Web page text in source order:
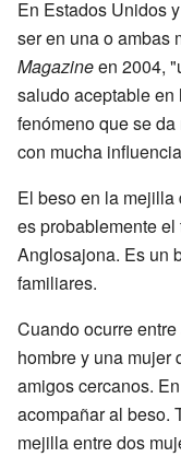
En Estados Unidos
ser en una o ambas
Magazineen 2004,
saludo aceptable en
fenómeno que se
con mucha
El beso en la
es probablemente
Anglosajona. Es un
familiares.
Cuando ocurre
hombre y una mujer
amigos cercanos.
acompañar al beso.
mejilla entre dos